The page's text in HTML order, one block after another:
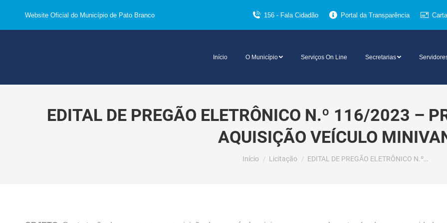
Website Oficial do Município de Pato Branco 156 - Fala Cidadão Portal da Transparência
Início O Município Serviços On Line Secretarias
EDITAL DE PREGÃO ELETRÔNICO N.º 116/2023 –
AQUISIÇÃO VEÍCULO
Você está aqui:
Início Licitação EDITAL DE PREGÃO ELETRÔNICO N.º…